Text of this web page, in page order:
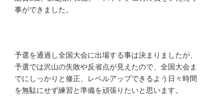
事ができました。
予選を通過し全国大会に出場する事は決まりましたが、
予選では沢山の失敗や反省点が見えたので、全国大会ま
でにしっかりと修正、レベルアップできるよう日々時間
を無駄にせず練習と準備を頑張りたいと思います。